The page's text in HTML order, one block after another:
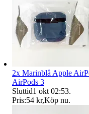
2x Marinblå Apple
AirPods 3
Sluttid1 okt 02:53.
Pris:54 kr,Köp nu.